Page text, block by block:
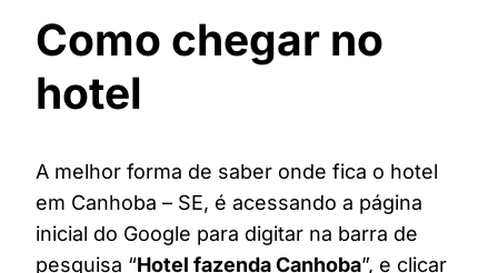
Como chegar no
hotel
A melhor forma de saber onde fica o hotel
em Canhoba – SE, é acessando a página
inicial do Google para digitar na barra de
pesquisa “Hotel fazenda Canhoba”, e clicar